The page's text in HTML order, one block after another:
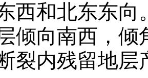
西和北东东向
倾向南西，
裂内残留地层